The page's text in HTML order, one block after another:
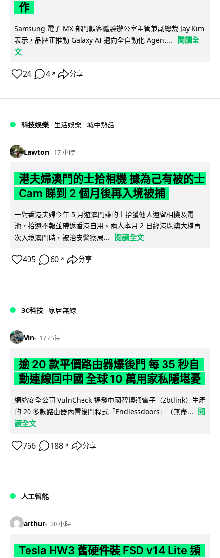
作
Samsung 電子 MX 部門顧客體驗辦公室主管兼副總裁 Jay Kim
表示，品牌正推動 Galaxy AI 邁向全自動化 Agent...
閱讀全
文
24 4 ↗ 分享
科技娛樂 生活娛樂 城中熱話
Lawton 17 小時
港夫婦澳門的士拾相機 據為己有被的士
Cam 睇到 2 個月後再入境被捕
一對香港夫婦今年 5 月遊澳門乘的士拾獲他人遺留相機及電
池，拾遺不報並帶返香港自用。兩人本月 2 日經港珠澳大橋再
次入境澳門時，被治安警察局...
閱讀全文
405 60 ↗ 分享
3C科技 家居無線
Vin 17 小時
逾 20 款平價路由器爆後門 每 35 秒自
動連線回中國 全球 10 萬用家私隱堪憂
網絡安全公司 VulnCheck 揭發中國智博通電子（Zbtlink）生產
的 20 多款路由器內置後門程式「Endlessdoors」（無盡...
閱
讀全文
766 188 ↗ 分享
人工智能
arthur 20 小時
Tesla HW3 舊硬件裝 FSD v14 Lite 頻